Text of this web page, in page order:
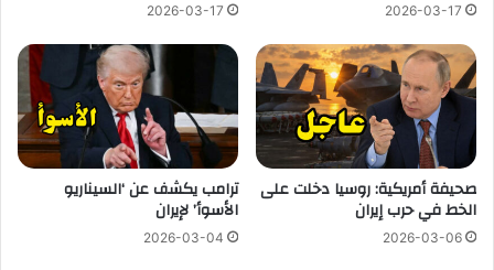
2026-03-17
2026-03-17
صحيفة أمريكية: روسيا دخلت على
الخط في حرب إيران
2026-03-06
ترامب يكشف عن ‘السيناريو
الأسوأ’ لإيران
2026-03-04